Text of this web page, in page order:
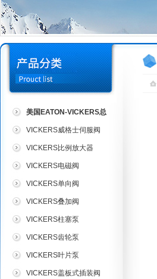
美国EATON-VICKERS总
代理
VICKERS威格士伺服阀
VICKERS比例放大器
VICKERS电磁阀
VICKERS单向阀
VICKERS叠加阀
VICKERS柱塞泵
VICKERS齿轮泵
VICKERS叶片泵
VICKERS盖板式插装阀